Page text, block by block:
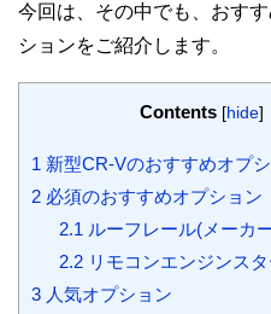
今回は、その中でも、おす
ションをご紹介します。
Contents [hide]
1 新型CR-Vのおすすめオプ
2 必須のおすすめオプション
2.1 ルーフレール(メーカ
2.2リモコンエンジンスタ
3 人気オプション